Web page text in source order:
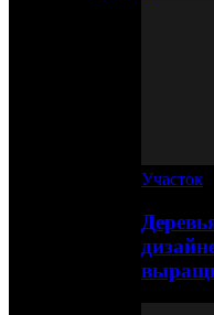
Участок